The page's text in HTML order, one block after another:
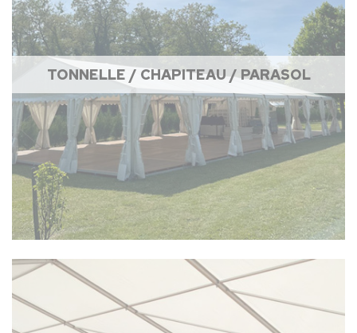
TONNELLE / CHAPITEAU / PARASOL